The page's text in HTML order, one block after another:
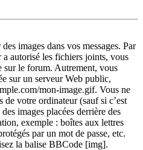
images dans vos messages. Par
a autorisé les fichiers joints, vous
sur le forum. Autrement, vous
sur un serveur Web public,
mon-image.gif. Vous ne
de votre ordinateur (sauf si c’est
images placées derrière des
exemple : boîtes aux lettres
par un mot de passe, etc.
la balise BBCode [img].